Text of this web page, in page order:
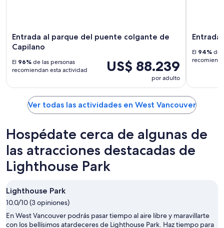
Entrada al parque del puente colgante de
Capilano
US$ 88.239
por adulto
El 96% de las personas
recomiendan esta actividad
Entrada
El 94% de
Ver todas las actividades en West Vancouver
Hospédate cerca de algunas de
las atracciones destacadas de
Lighthouse Park
Lighthouse Park
10.0/10 (3 opiniones)
En West Vancouver podrás pasar tiempo al aire libre y maravillarte
con los bellísimos atardeceres de Lighthouse Park. Haz tiempo para